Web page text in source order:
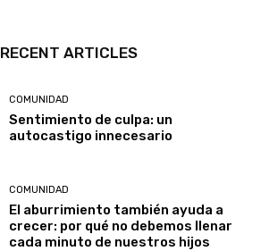
RECENT ARTICLES
COMUNIDAD
Sentimiento de culpa: un
autocastigo innecesario
COMUNIDAD
El aburrimiento también ayuda a
crecer: por qué no debemos llenar
cada minuto de nuestros hijos